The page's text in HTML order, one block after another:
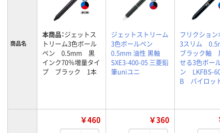
商品名
本商品：ジェットス
トリーム3色ボール
ペン 0.5mm 黒
インク70％増量タイ
プ ブラック 1本
ジェットストリーム
3色ボールペン
0.5mm 油性 黒軸
SXE3-400-05 三菱鉛
筆uniユニ
フリクショ
3スリム
ブラック軸
せる3色ボー
ン LKFBS-
B パイロッ
￥460 ￥360